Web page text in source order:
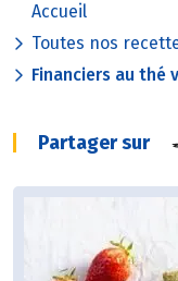
Accueil
Toutes nos
Financiers au thé
Partager sur